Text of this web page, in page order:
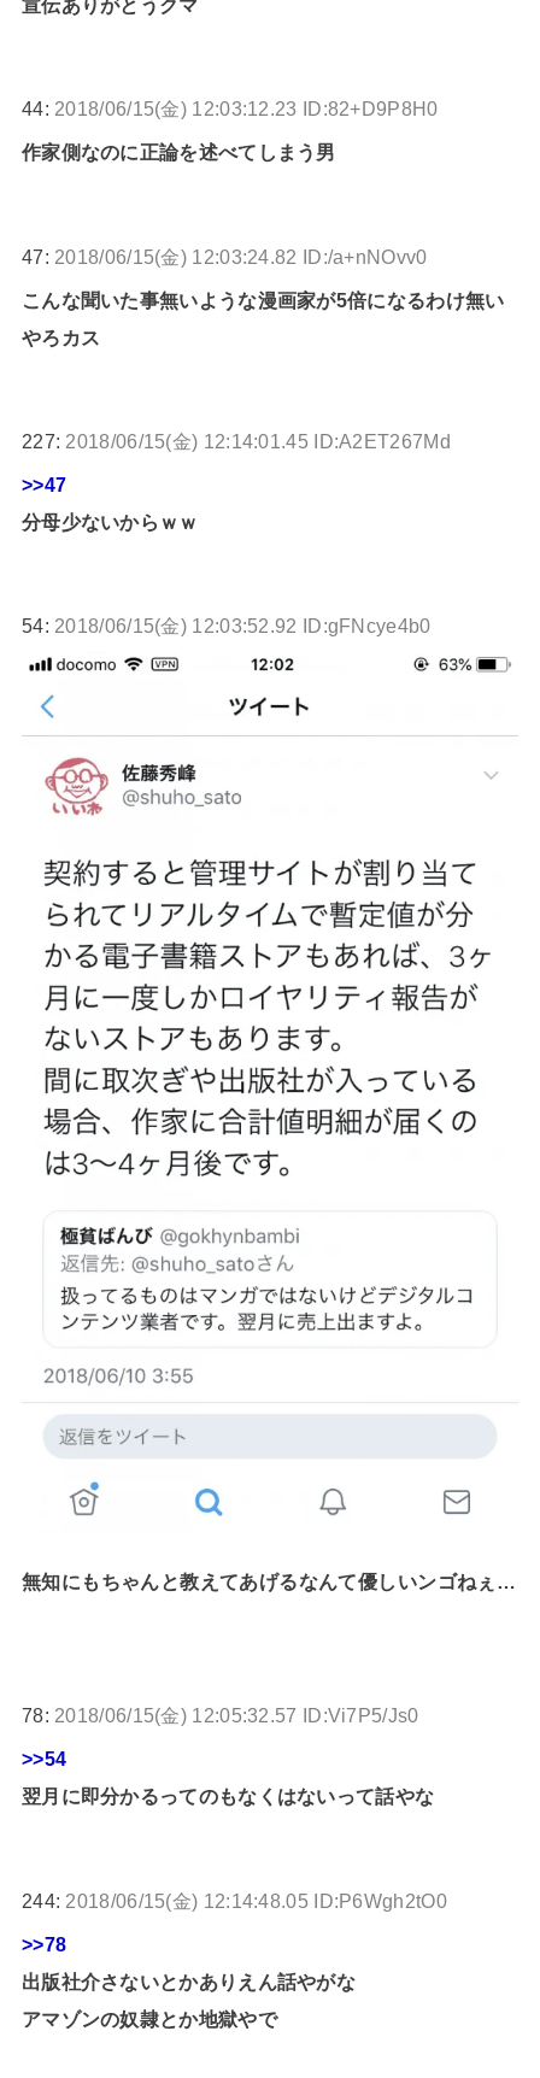
宣伝ありがとうクマ
44: 2018/06/15(金) 12:03:12.23 ID:82+D9P8H0
作家側なのに正論を述べてしまう男
47: 2018/06/15(金) 12:03:24.82 ID:/a+nNOvv0
こんな聞いた事無いような漫画家が5倍になるわけ無い
やろカス
227: 2018/06/15(金) 12:14:01.45 ID:A2ET267Md
>>47
分母少ないからｗｗ
54: 2018/06/15(金) 12:03:52.92 ID:gFNcye4b0
無知にもちゃんと教えてあげるなんて優しいンゴねぇ…
78: 2018/06/15(金) 12:05:32.57 ID:Vi7P5/Js0
>>54
翌月に即分かるってのもなくはないって話やな
244: 2018/06/15(金) 12:14:48.05 ID:P6Wgh2tO0
>>78
出版社介さないとかありえん話やがな
アマゾンの奴隷とか地獄やで